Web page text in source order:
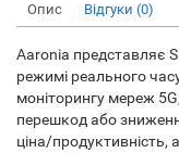
Опис Відгуки (0)
Aaronia представляє
режимі реального
моніторингу мереж
перешкод або
ціна/продуктивність,